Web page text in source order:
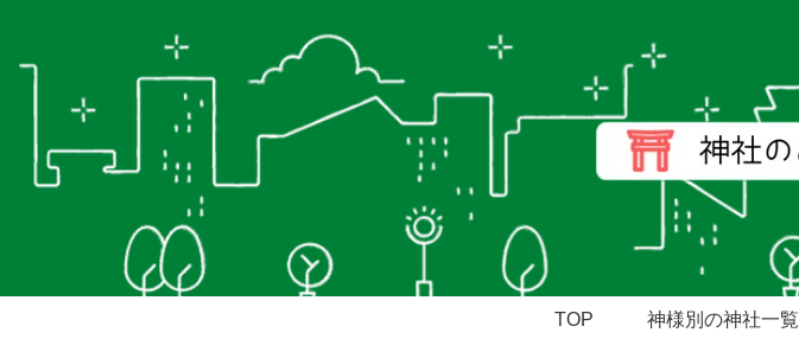
TOP 神様別の神社一覧